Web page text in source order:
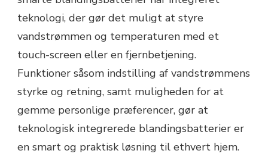
teknologi, der gør det muligt at styre
vandstrømmen og temperaturen med et
touch-screen eller en fjernbetjening.
Funktioner såsom indstilling af vandstrømmens
styrke og retning, samt muligheden for at
gemme personlige præferencer, gør at
teknologisk integrerede blandingsbatterier er
en smart og praktisk løsning til ethvert hjem.